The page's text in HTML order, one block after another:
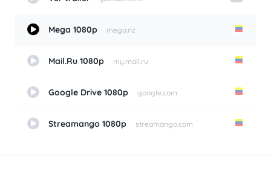
Mega 1080p mega.nz
Mail.Ru 1080p my.mail.ru
Google Drive 1080p google.com
Streamango 1080p streamango.com